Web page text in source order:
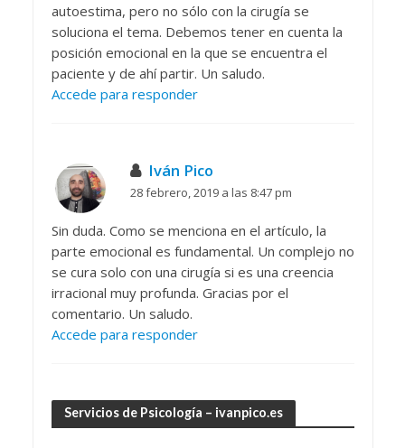
autoestima, pero no sólo con la cirugía se
soluciona el tema. Debemos tener en cuenta la
posición emocional en la que se encuentra el
paciente y de ahí partir. Un saludo.
Accede para responder
Iván Pico
28 febrero, 2019 a las 8:47 pm
Sin duda. Como se menciona en el artículo, la
parte emocional es fundamental. Un complejo no
se cura solo con una cirugía si es una creencia
irracional muy profunda. Gracias por el
comentario. Un saludo.
Accede para responder
Servicios de Psicología – ivanpico.es